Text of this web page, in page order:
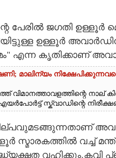
പേരിൽ ജഗതി
ഉള്ളൂർ
എന്ന കൃതിക്കാണ്
മാലിന്യം
നാല്
സ്ക്വാഡിന്റെ
സ്മാരകത്തിൽ വച്ച്